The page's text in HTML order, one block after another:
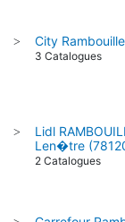
> City
3 Catalogues
>
Lidl
Len�tre
2 Catalogues